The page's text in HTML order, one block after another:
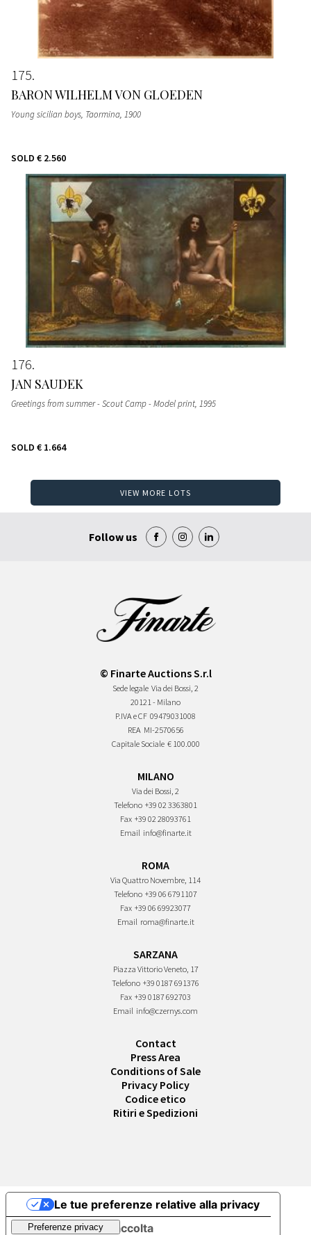
175
BARON WILHELM VON GLOEDEN
Young sicilian boys, Taormina, 1900
SOLD € 2.560
176
JAN SAUDEK
Greetings from summer - Scout Camp - Model print, 1995
SOLD € 1.664
VIEW MORE LOTS
Follow us
© Finarte Auctions S.r.l
Sede legale Via dei Bossi, 2
20121 - Milano
P.IVA e CF 09479031008
REA MI-2570656
Capitale Sociale € 100.000
MILANO
Via dei Bossi, 2
Telefono +39 02 3363801
Fax +39 02 28093761
Email info@finarte.it
ROMA
Via Quattro Novembre, 114
Telefono +39 06 6791107
Fax +39 06 69923077
Email roma@finarte.it
SARZANA
Piazza Vittorio Veneto, 17
Telefono +39 0187 691376
Fax +39 0187 692703
Email info@czernys.com
Contact
Press Area
Conditions of Sale
Privacy Policy
Codice etico
Ritiri e Spedizioni
Informativa sulla raccolta
Le tue preferenze relative alla privacy